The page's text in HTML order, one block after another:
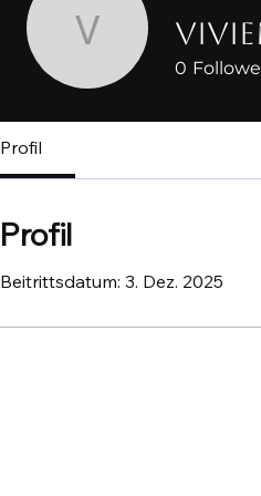
Vivien
0
Profil
Profil
Beitrittsdatum: 3. Dez. 2025